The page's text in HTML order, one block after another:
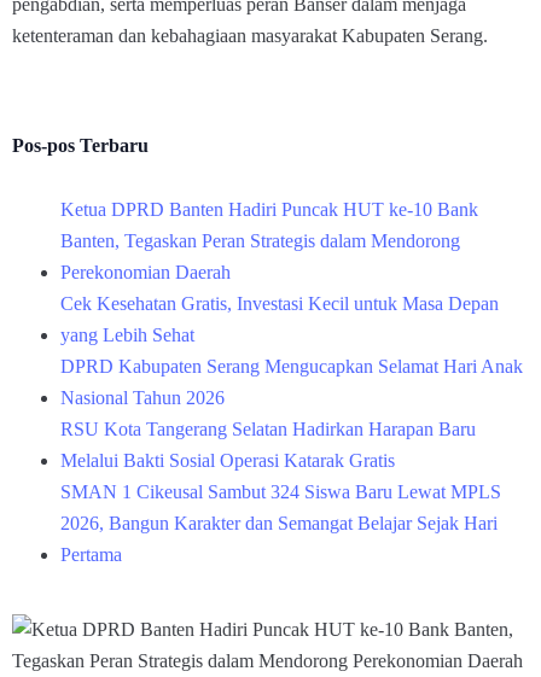
pengabdian, serta memperluas peran Banser dalam menjaga
ketenteraman dan kebahagiaan masyarakat Kabupaten Serang.
Pos-pos Terbaru
Ketua DPRD Banten Hadiri Puncak HUT ke-10 Bank
Banten, Tegaskan Peran Strategis dalam Mendorong
Perekonomian Daerah
Cek Kesehatan Gratis, Investasi Kecil untuk Masa Depan
yang Lebih Sehat
DPRD Kabupaten Serang Mengucapkan Selamat Hari Anak
Nasional Tahun 2026
RSU Kota Tangerang Selatan Hadirkan Harapan Baru
Melalui Bakti Sosial Operasi Katarak Gratis
SMAN 1 Cikeusal Sambut 324 Siswa Baru Lewat MPLS
2026, Bangun Karakter dan Semangat Belajar Sejak Hari
Pertama